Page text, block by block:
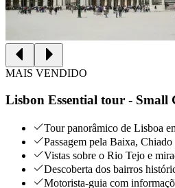
MAIS VENDIDO
Lisbon Essential tour - Small
Tour panorâmico de Lisboa
Passagem pela Baixa,
Vistas sobre o Rio Tejo e
Descoberta dos bairros
Motorista-guia com